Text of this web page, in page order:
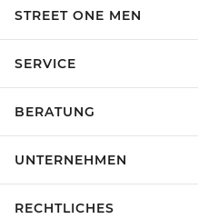
STREET ONE MEN
SERVICE
BERATUNG
UNTERNEHMEN
RECHTLICHES